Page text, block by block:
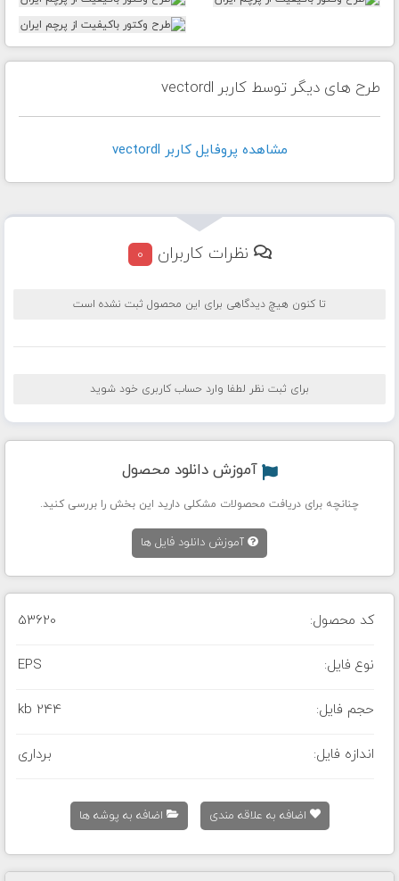
طرح های دیگر توسط کاربر vectordl
مشاهده پروفايل کاربر vectordl
نظرات کاربران 0
تا کنون هیچ دیدگاهی برای این محصول ثبت نشده است
برای ثبت نظر لطفا وارد حساب کاربری خود شوید
آموزش دانلود محصول
چنانچه برای دریافت محصولات مشکلی دارید این بخش را بررسی کنید.
آموزش دانلود فایل ها
کد محصول: 53620
نوع فایل: EPS
حجم فایل: 244 kb
اندازه فایل: برداری
اضافه به علاقه مندی اضافه به پوشه ها